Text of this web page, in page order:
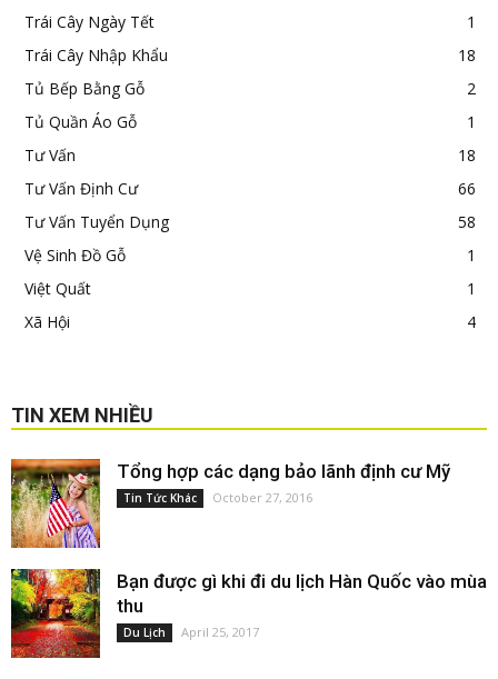
Trái Cây Ngày Tết
1
Trái Cây Nhập Khẩu
18
Tủ Bếp Bằng Gỗ
2
Tủ Quần Áo Gỗ
1
Tư Vấn
18
Tư Vấn Định Cư
66
Tư Vấn Tuyển Dụng
58
Vệ Sinh Đồ Gỗ
1
Việt Quất
1
Xã Hội
4
TIN XEM NHIỀU
Tổng hợp các dạng bảo lãnh định cư Mỹ
Tin Tức Khác October 27, 2016
Bạn được gì khi đi du lịch Hàn Quốc vào mùa
thu
Du Lịch April 25, 2017